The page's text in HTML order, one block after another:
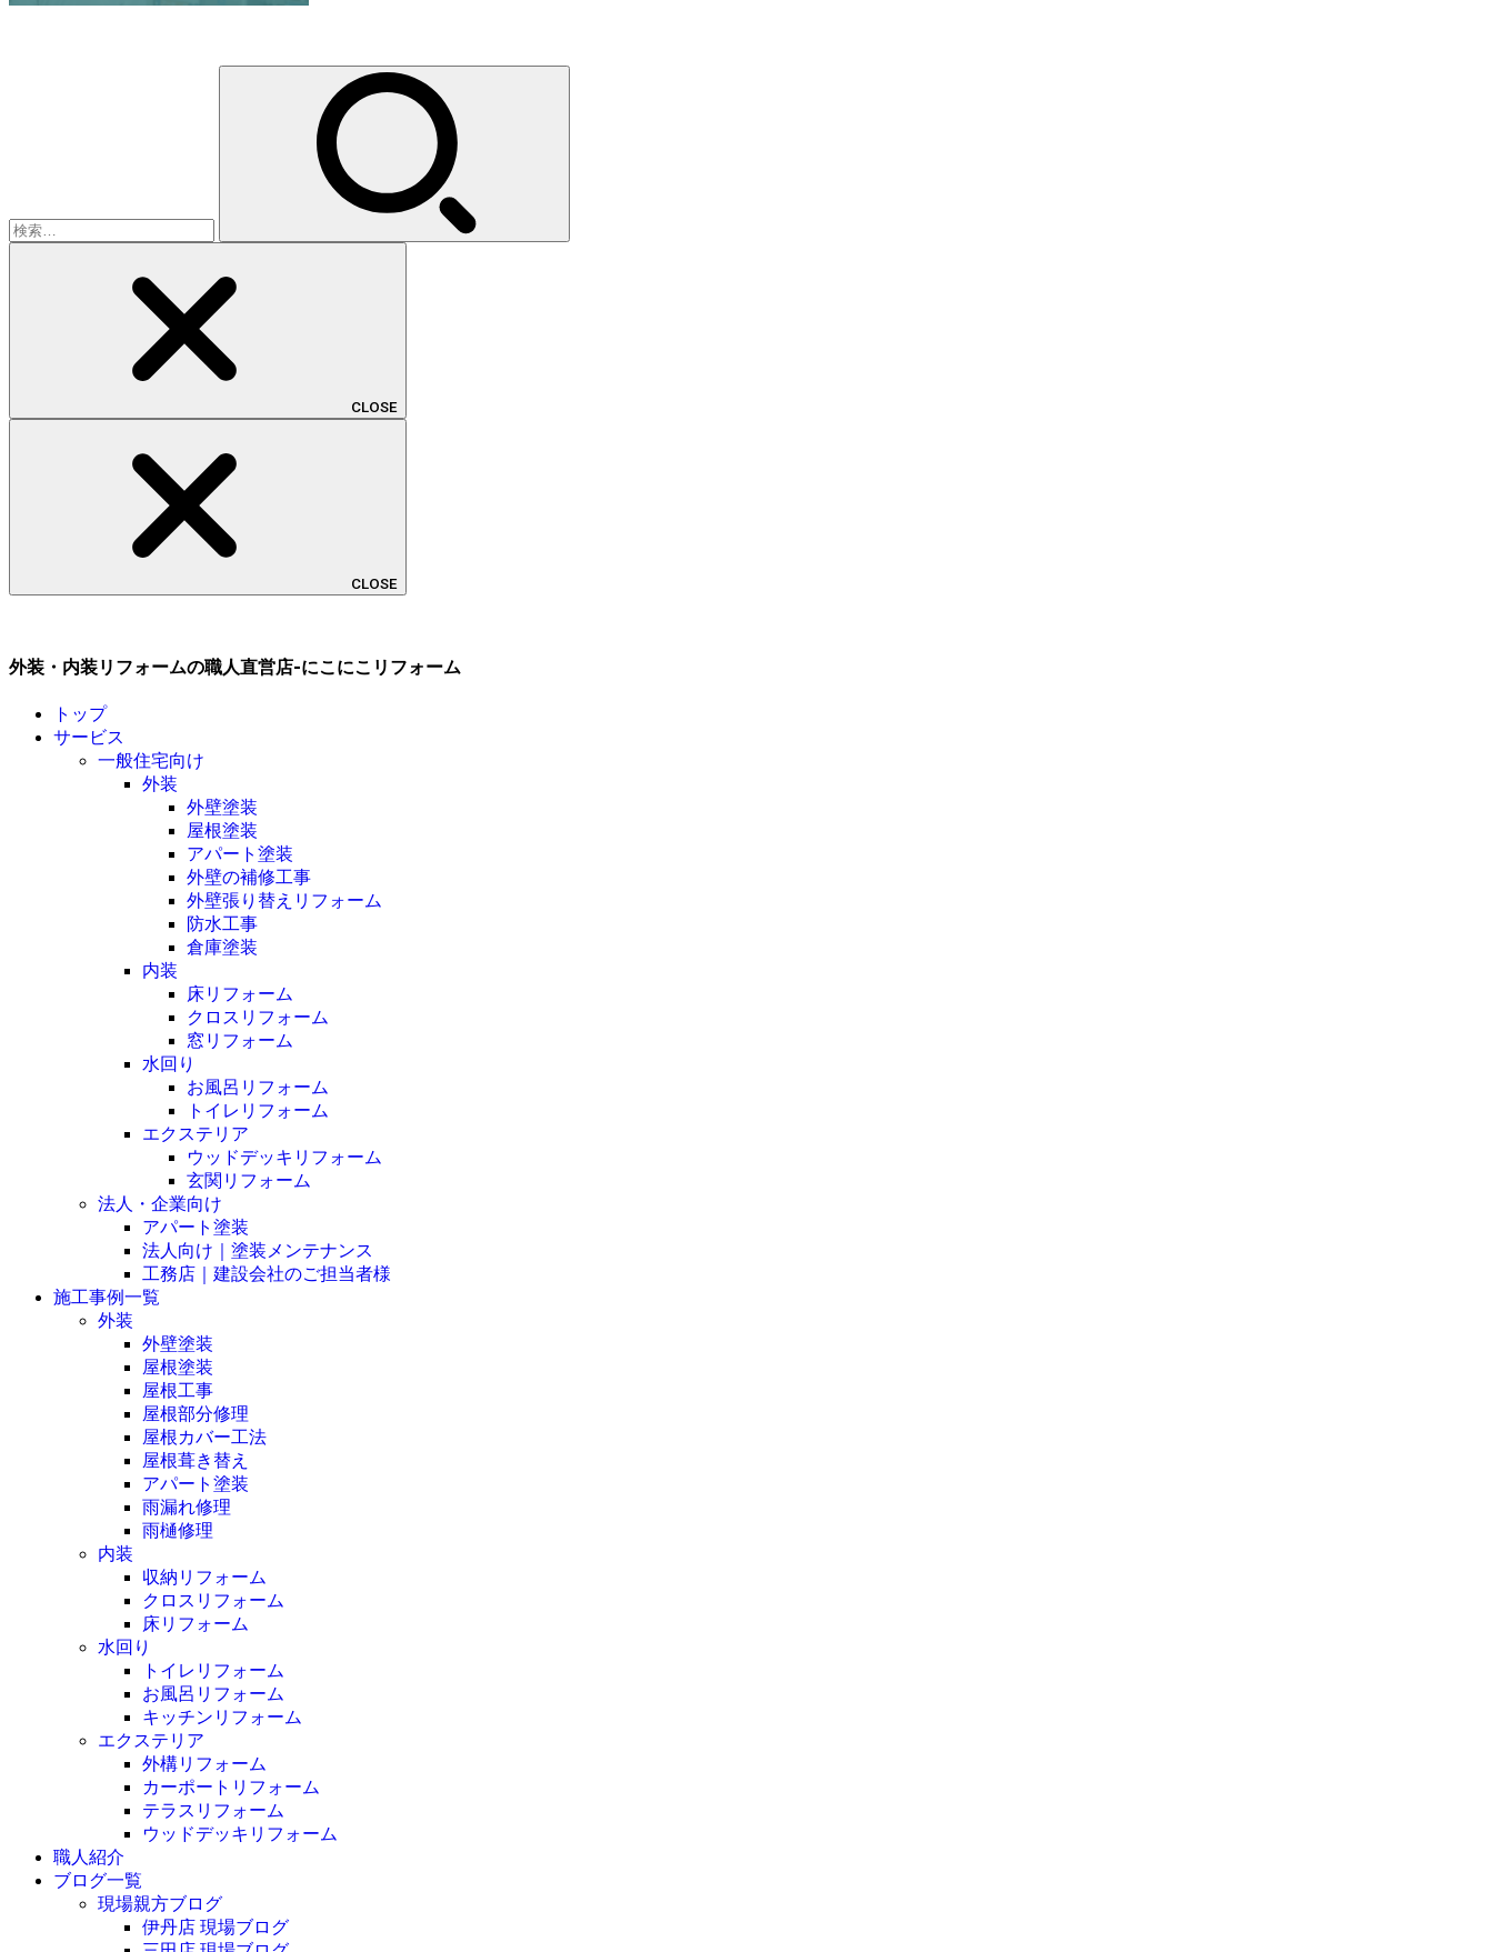
CLOSE
CLOSE
外装・内装リフォームの職人直営店-にこにこリフォーム
トップ
サービス
一般住宅向け
外装
外壁塗装
屋根塗装
アパート塗装
外壁の補修工事
外壁張り替えリフォーム
防水工事
倉庫塗装
内装
床リフォーム
クロスリフォーム
窓リフォーム
水回り
お風呂リフォーム
トイレリフォーム
エクステリア
ウッドデッキリフォーム
玄関リフォーム
法人・企業向け
アパート塗装
法人向け｜塗装メンテナンス
工務店｜建設会社のご担当者様
施工事例一覧
外装
外壁塗装
屋根塗装
屋根工事
屋根部分修理
屋根カバー工法
屋根葺き替え
アパート塗装
雨漏れ修理
雨樋修理
内装
収納リフォーム
クロスリフォーム
床リフォーム
水回り
トイレリフォーム
お風呂リフォーム
キッチンリフォーム
エクステリア
外構リフォーム
カーポートリフォーム
テラスリフォーム
ウッドデッキリフォーム
職人紹介
ブログ一覧
現場親方ブログ
伊丹店 現場ブログ